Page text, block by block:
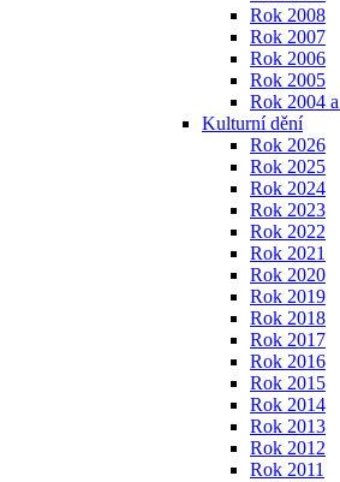
Rok 2008
Rok 2007
Rok 2006
Rok 2005
Rok 2004
Kulturní dění
Rok 2026
Rok 2025
Rok 2024
Rok 2023
Rok 2022
Rok 2021
Rok 2020
Rok 2019
Rok 2018
Rok 2017
Rok 2016
Rok 2015
Rok 2014
Rok 2013
Rok 2012
Rok 2011